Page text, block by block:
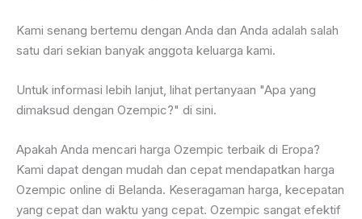
Kami senang bertemu dengan Anda dan Anda adalah salah
satu dari sekian banyak anggota keluarga kami.
Untuk informasi lebih lanjut, lihat pertanyaan "Apa yang
dimaksud dengan Ozempic?" di sini.
Apakah Anda mencari harga Ozempic terbaik di Eropa?
Kami dapat dengan mudah dan cepat mendapatkan harga
Ozempic online di Belanda. Keseragaman harga, kecepatan
yang cepat dan waktu yang cepat. Ozempic sangat efektif